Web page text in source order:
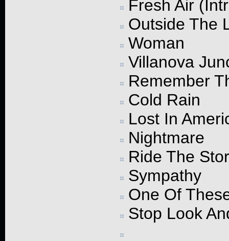
Fresh Air
Outside The
Woman
Villanova
Remember
Cold Rain
Lost In
Nightmare
Ride The
Sympathy
One Of
Stop Look